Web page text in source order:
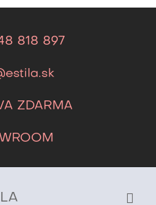
818 897
ZDARMA